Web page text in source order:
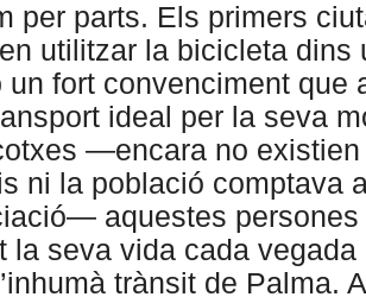
per parts. Els primers
utilitzar la bicicleta dins
un fort convenciment que
ideal per la seva
—encara no
ni la població comptava
aquestes persones
la seva vida cada
trànsit de Palma.